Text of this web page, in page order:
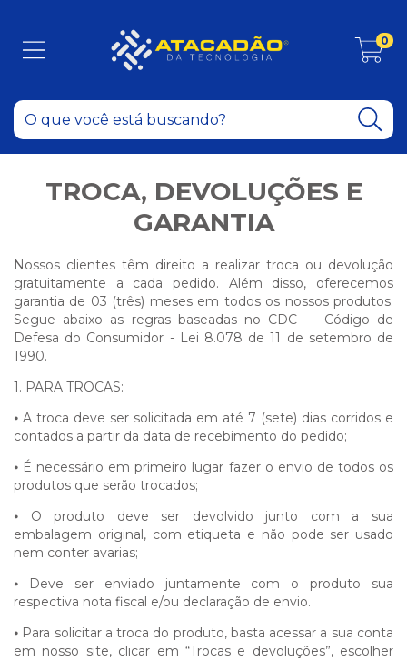
0
TROCA, DEVOLUÇÕES E
GARANTIA
Nossos clientes têm direito a realizar troca ou devolução
gratuitamente a cada pedido. Além disso, oferecemos
garantia de 03 (três) meses em todos os nossos produtos.
Segue abaixo as regras baseadas no CDC - Código de
Defesa do Consumidor - Lei 8.078 de 11 de setembro de
1990.
1. PARA TROCAS:
⦁ A troca deve ser solicitada em até 7 (sete) dias corridos e
contados a partir da data de recebimento do pedido;
⦁ É necessário em primeiro lugar fazer o envio de todos os
produtos que serão trocados;
⦁
O produto deve ser devolvido junto com a sua
embalagem original, com etiqueta e não pode ser usado
nem conter avarias;
⦁
Deve ser enviado juntamente com o produto sua
respectiva nota fiscal e/ou declaração de envio.
⦁ Para solicitar a troca do produto, basta acessar a sua conta
em nosso site, clicar em “Trocas e devoluções”, escolher